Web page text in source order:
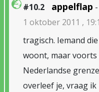
#10.2 appelflap
1 oktober 2011 ,
tragisch. Iemand
woont, maar voorts
Nederlandse
overleef je, vraag ik